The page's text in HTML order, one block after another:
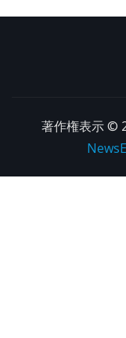
著作権表示 ©